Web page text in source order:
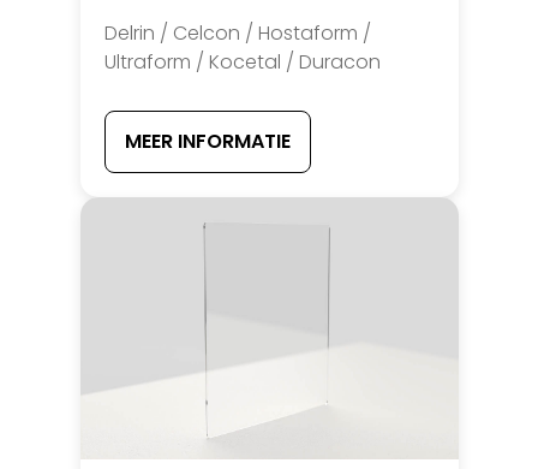
Delrin / Celcon / Hostaform /
Ultraform / Kocetal / Duracon
MEER INFORMATIE